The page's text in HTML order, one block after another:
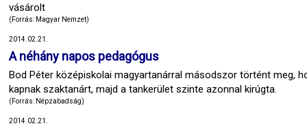
vásárolt
(Forrás: Magyar Nemzet)
2014.02.21.
A néhány napos pedagógus
Bod Péter középiskolai magyartanárral másodszor történt meg,
kapnak szaktanárt, majd a tankerület szinte azonnal kirúgta.
(Forrás: Népzabadság)
2014.02.21.